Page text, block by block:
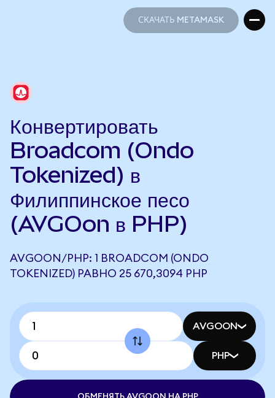
СКАЧАТЬ METAMASK
Конвертировать
Broadcom (Ondo
Tokenized) в
Филиппинское песо
(AVGOon в PHP)
AVGOON/PHP: 1 BROADCOM (ONDO
TOKENIZED) РАВНО 25 670,3094 PHP
AVGOON
PHP